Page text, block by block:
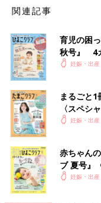
切迫流産と診断された
を保つしか治療法があ
くして、できるだけリ
はパパやほかの家族に
る人は、医師から安静
てもらうのが基本。出
ったりする場合は、入
自宅安静の目安は？
自宅安静と言われたら
関連記事
育児の困
秋号』 4
いっぱい！
妊娠・出産
まるごと1
〈スペシ
妊娠・出産
赤ちゃん
ブ 夏号』
く！ おっ
妊娠・出産